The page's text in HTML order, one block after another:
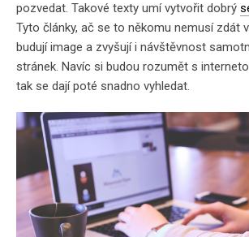
pozvedat. Takové texty umí vytvořit dobrý
Tyto články, ač se to někomu nemusí zdát
budují image a zvyšují i návštěvnost
stránek. Navíc si budou rozumět s
tak se dají poté snadno vyhledat.